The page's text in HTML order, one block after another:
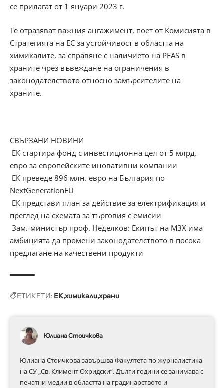
се прилагат от 1 януари 2023 г.
Те отразяват важния ангажимент, поет от Комисията в
Стратегията на ЕС за устойчивост в областта на
химикалите, за справяне с наличието на PFAS в
храните чрез въвеждане на ограничения в
законодателството относно замърсителите на
храните.
СВЪРЗАНИ НОВИНИ
ЕК стартира фонд с инвестиционна цел от 5 млрд.
евро за европейските иновативни компании
ЕК преведе 896 млн. евро на България по
NextGenerationEU
ЕК представи план за действие за електрификация и
преглед на схемата за търговия с емисии
Зам.-министър проф. Неделков: Екипът на МЗХ има
амбицията да промени законодателството в посока
предлагане на качествени продукти
ЕТИКЕТИ: ЕКхимикалихрани
Юлиана Стоичкова
Юлиана Стоичкова завършва Факултета по журналистика
на СУ „Св. Климент Охридски“. Дълги години се занимава с
печатни медии в областта на градинарството и